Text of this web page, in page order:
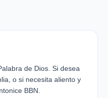
de Dios. Si desea
o si necesita aliento y
BBN.